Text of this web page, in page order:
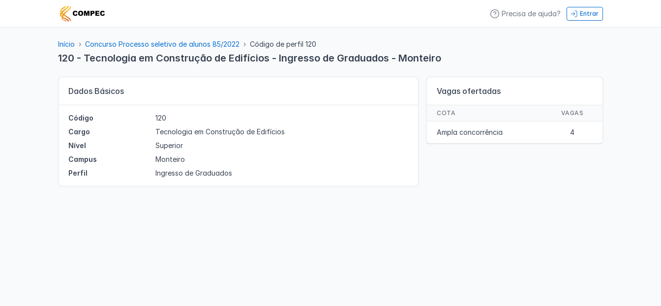
Entrar
Precisa de ajuda?
Início Concurso Processo seletivo de alunos 85/2022 Código de perfil 120
120 - Tecnologia em Construção de Edifícios - Ingresso de Graduados - Monteiro
Dados Básicos
Código
120
Cargo
Tecnologia em Construção de Edifícios
Nível
Superior
Campus
Monteiro
Perfil
Ingresso de Graduados
Vagas ofertadas
COTA VAGAS
Ampla concorrência 4